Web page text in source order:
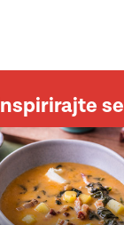
Inspirirajte se